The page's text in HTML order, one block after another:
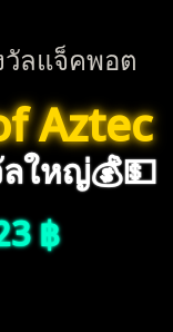
วัลแจ็คพอต
Aztec
ใหญ่💰💵
฿